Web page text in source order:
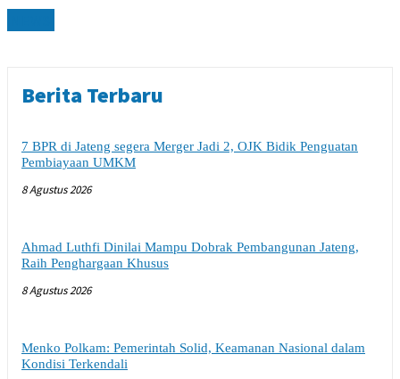
Berita Terbaru
7 BPR di Jateng segera Merger Jadi 2, OJK Bidik Penguatan
Pembiayaan UMKM
8 Agustus 2026
Ahmad Luthfi Dinilai Mampu Dobrak Pembangunan Jateng,
Raih Penghargaan Khusus
8 Agustus 2026
Menko Polkam: Pemerintah Solid, Keamanan Nasional dalam
Kondisi Terkendali